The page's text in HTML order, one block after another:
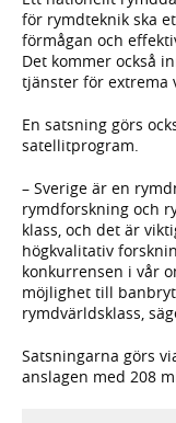
för rymdteknik ska
förmågan och
Det kommer också
tjänster för extrema
En satsning görs
satellitprogram.
– Sverige är en
rymdforskning och
klass, och det är
högkvalitativ
konkurrensen i vår
möjlighet till
rymdvärldsklass,
Satsningarna görs
anslagen med 208